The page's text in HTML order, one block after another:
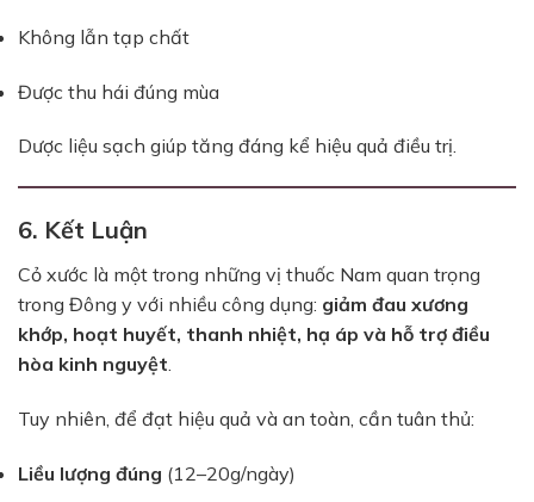
Không lẫn tạp chất
Được thu hái đúng mùa
Dược liệu sạch giúp tăng đáng kể hiệu quả điều trị.
6. Kết Luận
Cỏ xước là một trong những vị thuốc Nam quan trọng
trong Đông y với nhiều công dụng: giảm đau xương
khớp, hoạt huyết, thanh nhiệt, hạ áp và hỗ trợ điều
hòa kinh nguyệt.
Tuy nhiên, để đạt hiệu quả và an toàn, cần tuân thủ:
Liều lượng đúng (12–20g/ngày)